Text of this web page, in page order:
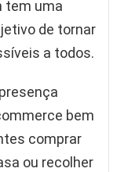
tem uma
de tornar
a todos.
bem
comprar
ou recolher